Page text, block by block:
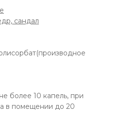
сандал
более 10 капель, при
в помещении до 20